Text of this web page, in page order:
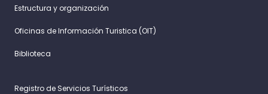
Estructura y organización
Oficinas de Información Turistica (OIT)
Biblioteca
Registro de Servicios Turísticos